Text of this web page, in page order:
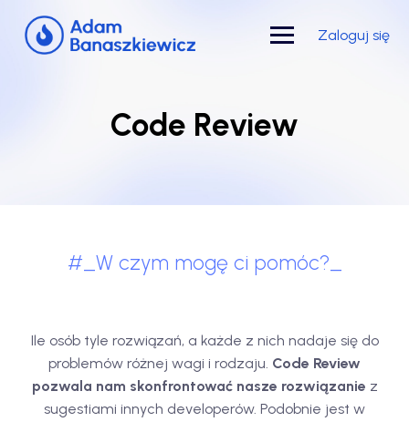
content
Zaloguj się
Code Review
W czym mogę ci pomóc?
Ile osób tyle rozwiązań, a każde z nich nadaje się do
problemów różnej wagi i rodzaju. Code Review
pozwala nam skonfrontować nasze rozwiązanie z
sugestiami innych developerów. Podobnie jest w